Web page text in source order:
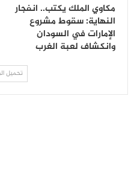
مكاوي الملك يكتب.. انفجار
النهاية: سقوط مشروع
الإمارات في السودان
وانكشاف لعبة الغرب
تحميل